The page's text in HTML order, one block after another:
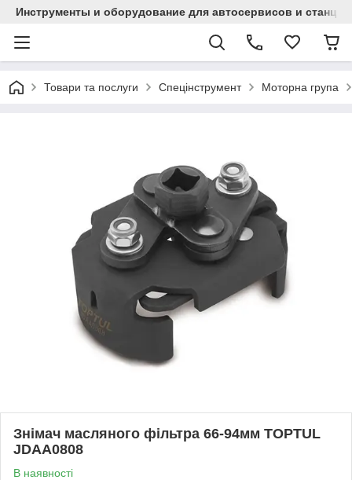
Инструменты и оборудование для автосервисов и
Товари та послуги Спецінструмент Моторна група
Знімач масляного фільтра 66-94мм TOPTUL
JDAA0808
В наявності